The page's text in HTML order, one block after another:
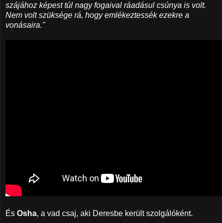
szájához képest túl nagy fogaival ráadásul csúnya is volt.
Nem volt szüksége rá, hogy emlékeztessék ezekre a
vonásaira."
És Osha, a vad csaj, aki Deresbe került szolgálóként.